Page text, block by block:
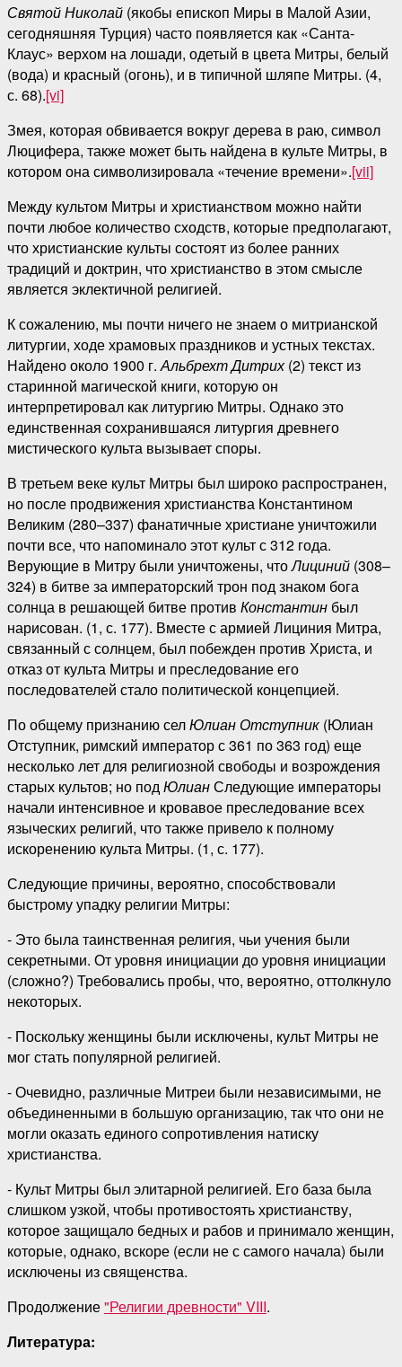
Святой Николай (якобы епископ Миры в Малой Азии,
сегодняшняя Турция) часто появляется как «Санта-
Клаус» верхом на лошади, одетый в цвета Митры, белый
(вода) и красный (огонь), и в типичной шляпе Митры. (4,
с. 68).[vi]
Змея, которая обвивается вокруг дерева в раю, символ
Люцифера, также может быть найдена в культе Митры, в
котором она символизировала «течение времени».[vii]
Между культом Митры и христианством можно найти
почти любое количество сходств, которые предполагают,
что христианские культы состоят из более ранних
традиций и доктрин, что христианство в этом смысле
является эклектичной религией.
К сожалению, мы почти ничего не знаем о митрианской
литургии, ходе храмовых праздников и устных текстах.
Найдено около 1900 г.Альбрехт Дитрих(2) текст из
старинной магической книги, которую он
интерпретировал как литургию Митры. Однако это
единственная сохранившаяся литургия древнего
мистического культа вызывает споры.
В третьем веке культ Митры был широко распространен,
но после продвижения христианства Константином
Великим (280–337) фанатичные христиане уничтожили
почти все, что напоминало этот культ с 312 года.
Верующие в Митру были уничтожены, чтоЛициний (308–
324) в битве за императорский трон под знаком бога
солнца в решающей битве против Константин был
нарисован. (1, с. 177). Вместе с армией Лициния Митра,
связанный с солнцем, был побежден против Христа, и
отказ от культа Митры и преследование его
последователей стало политической концепцией.
По общему признанию селЮлиан Отступник (Юлиан
Отступник, римский император с 361 по 363 год) еще
несколько лет для религиозной свободы и возрождения
старых культов; но подЮлианСледующие императоры
начали интенсивное и кровавое преследование всех
языческих религий, что также привело к полному
искоренению культа Митры. (1, с. 177).
Следующие причины, вероятно, способствовали
быстрому упадку религии Митры:
- Это была таинственная религия, чьи учения были
секретными. От уровня инициации до уровня инициации
(сложно?) Требовались пробы, что, вероятно, оттолкнуло
некоторых.
- Поскольку женщины были исключены, культ Митры не
мог стать популярной религией.
- Очевидно, различные Митреи были независимыми, не
объединенными в большую организацию, так что они не
могли оказать единого сопротивления натиску
христианства.
- Культ Митры был элитарной религией. Его база была
слишком узкой, чтобы противостоять христианству,
которое защищало бедных и рабов и принимало женщин,
которые, однако, вскоре (если не с самого начала) были
исключены из священства.
Продолжение"Религии древности" VIII.
Литература: